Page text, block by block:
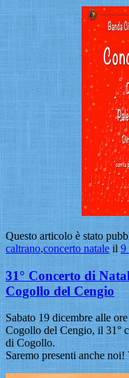
Questo articolo è stato
caltrano,concerto natale il 9
31° Concerto di
Cogollo del Cengio
Sabato 19 dicembre alle
Cogollo del Cengio, il 31°
di Cogollo.
Saremo presenti anche